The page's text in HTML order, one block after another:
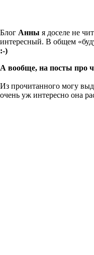
Блог Анны я доселе не
интересный. В общем
:-)
А вообще, на посты про
Из прочитанного могу
очень уж интересно она